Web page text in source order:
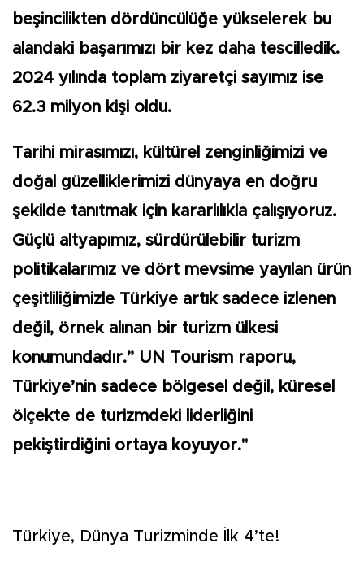
beşincilikten dördüncülüğe yükselerek bu
alandaki başarımızı bir kez daha tescilledik.
2024 yılında toplam ziyaretçi sayımız ise
62.3 milyon kişi oldu.
Tarihi mirasımızı, kültürel zenginliğimizi ve
doğal güzelliklerimizi dünyaya en doğru
şekilde tanıtmak için kararlılıkla çalışıyoruz.
Güçlü altyapımız, sürdürülebilir turizm
politikalarımız ve dört mevsime yayılan ürün
çeşitliliğimizle Türkiye artık sadece izlenen
değil, örnek alınan bir turizm ülkesi
konumundadır.” UN Tourism raporu,
Türkiye’nin sadece bölgesel değil, küresel
ölçekte de turizmdeki liderliğini
pekiştirdiğini ortaya koyuyor."
Türkiye, Dünya Turizminde İlk 4’te!